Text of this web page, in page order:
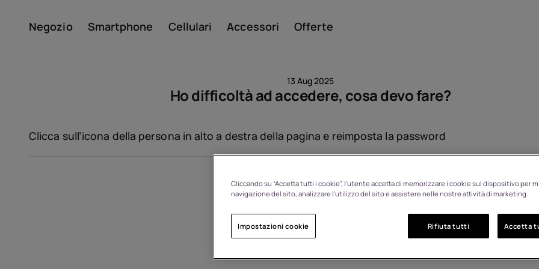
Negozio Smartphone Cellulari Accessori Offerte
Riciclo dei dispositivi
13 Aug 2025
Ho difficoltà ad accedere, cosa devo fare?
Clicca sull’icona della persona in alto a destra della pagina e reimposta la password
Visualizzato: 1548
Cliccando su “Accetta tutti i cookie”, l'utente accetta di memorizzare i cookie sul dispositivo per
navigazione del sito, analizzare l'utilizzo del sito e assistere nelle nostre attività di marketing.
Impostazioni cookie Rifiuta tutti Accetta